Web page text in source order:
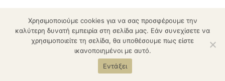
Χρησιμοποιούμε cookies για να σας προσφέρουμε την
καλύτερη δυνατή εμπειρία στη σελίδα μας. Εάν συνεχίσετε να
χρησιμοποιείτε τη σελίδα, θα υποθέσουμε πως είστε
ικανοποιημένοι με αυτό.
Εντάξει